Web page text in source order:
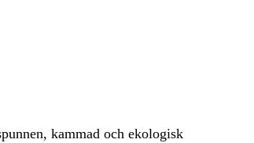
kammad och ekologisk